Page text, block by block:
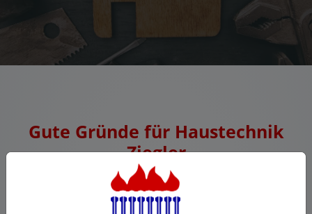
Gute Gründe für Haustechnik
Ziegler